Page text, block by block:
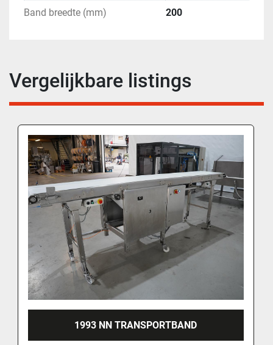
Band breedte (mm) 200
Vergelijkbare listings
1993 NN TRANSPORTBAND